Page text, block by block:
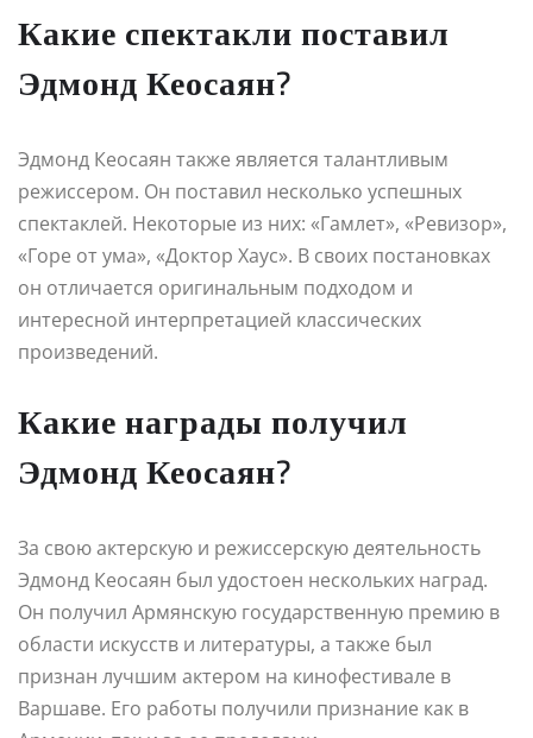
Какие спектакли поставил
Эдмонд Кеосаян?
Эдмонд Кеосаян также является талантливым
режиссером. Он поставил несколько успешных
спектаклей. Некоторые из них: «Гамлет», «Ревизор»,
«Горе от ума», «Доктор Хаус». В своих постановках
он отличается оригинальным подходом и
интересной интерпретацией классических
произведений.
Какие награды получил
Эдмонд Кеосаян?
За свою актерскую и режиссерскую деятельность
Эдмонд Кеосаян был удостоен нескольких наград.
Он получил Армянскую государственную премию в
области искусств и литературы, а также был
признан лучшим актером на кинофестивале в
Варшаве. Его работы получили признание как в